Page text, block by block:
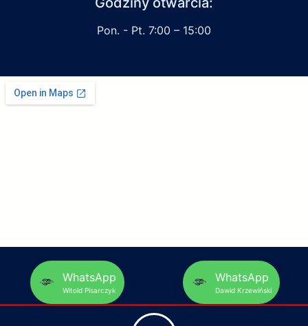
Pon. - Pt. 7:00 – 15:00
WhatsApp
Witold Pisarczyk
WhatsApp
Dawid Krzewiński